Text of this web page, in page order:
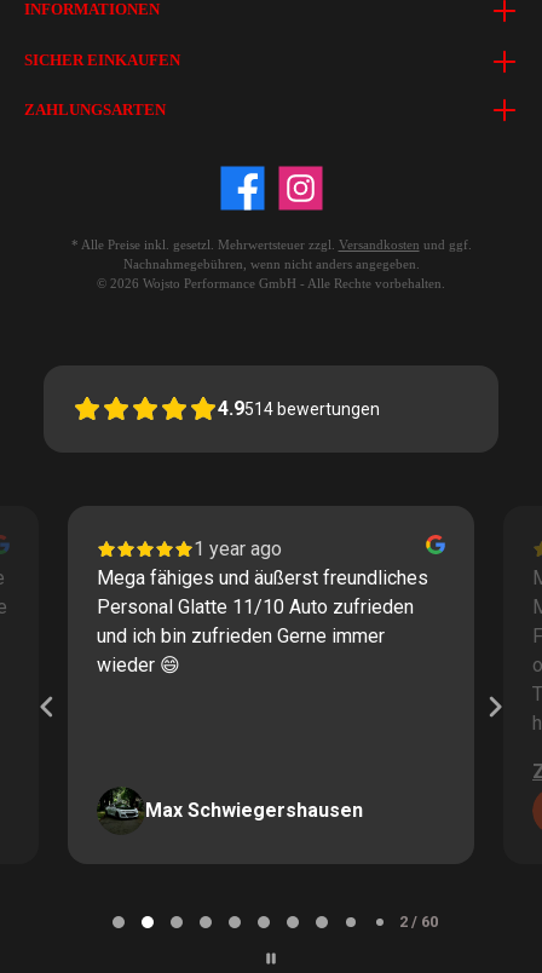
INFORMATIONEN
SICHER EINKAUFEN
ZAHLUNGSARTEN
* Alle Preise inkl. gesetzl. Mehrwertsteuer zzgl. Versandkosten und ggf.
Nachnahmegebühren, wenn nicht anders angegeben.
© 2026 Wojsto Performance GmbH - Alle Rechte vorbehalten.
4.9514 bewertungen
1 year ago
Mega fähiges und äußerst freundliches
Personal Glatte 11/10 Auto zufrieden
und ich bin zufrieden Gerne immer
wieder 😄
Max Schwiegershausen
2 / 60